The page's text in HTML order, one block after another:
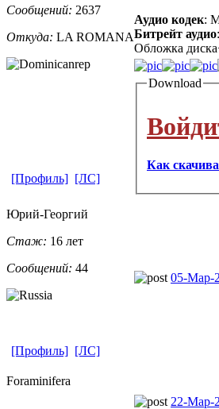
Сообщений: 2637
Откуда: LA ROMANA
Аудио кодек:
Битрейт аудио
Обложка
Download
Как
[Профиль] [ЛС]
Юрий-Георгий
Стаж: 16 лет
Сообщений: 44
05-Мар-
[Профиль] [ЛС]
Foraminifera
22-Мар-